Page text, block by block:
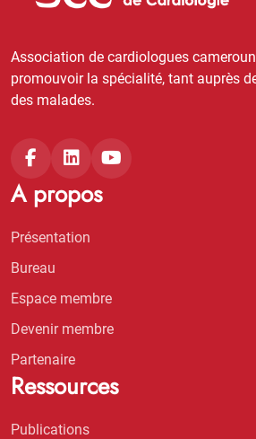
Association de cardiologues
promouvoir la spécialité, tant auprès
des malades.
A propos
Présentation
Bureau
Espace membre
Devenir membre
Partenaire
Ressources
Publications